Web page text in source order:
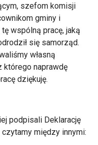
szefom komisji
gminy i
wspólną pracę, jaką
się samorząd.
własną
którego naprawdę
dziękuję.
podpisali Deklarację
między innymi: